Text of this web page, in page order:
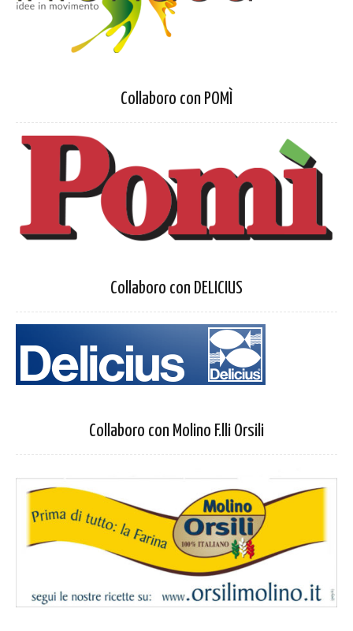
Collaboro con POMÌ
Collaboro con DELICIUS
Collaboro con Molino F.lli Orsili